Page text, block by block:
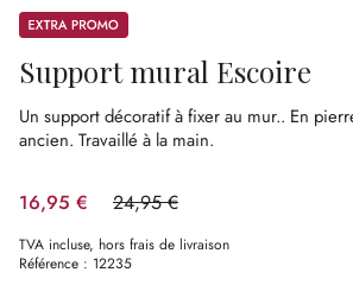
Promos
Support mural Escoire
Un support décoratif à fixer au mur.. En
ancien. Travaillé à la main.
16,95 € 24,95 €
(32.06%spared)
TVA incluse, hors frais de livraison
Référence : 12235